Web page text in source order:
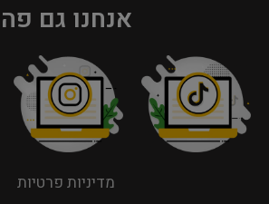
אנחנו גם פה
מדיניות פרטיות